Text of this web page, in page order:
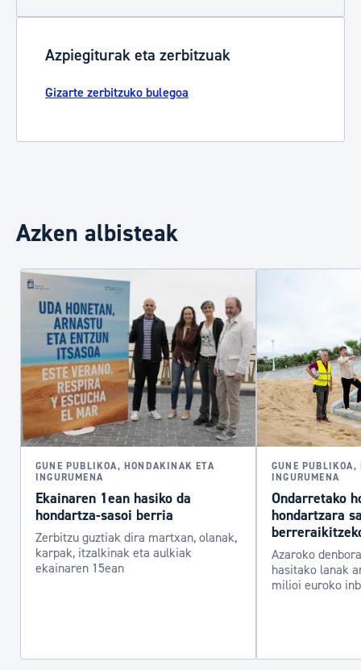
Azpiegiturak eta zerbitzuak
Gizarte zerbitzuko bulegoa
Azken albisteak
GUNE PUBLIKOA, HONDAKINAK ETA
INGURUMENA
Ekainaren 1ean hasiko da
hondartza-sasoi berria
Zerbitzu guztiak dira martxan, olanak,
karpak, itzalkinak eta aulkiak
ekainaren 15ean
GUNE
INGURUMENA
Ondarretako
hondartzara
Azaroko
hasitako lanak
milioi euroko